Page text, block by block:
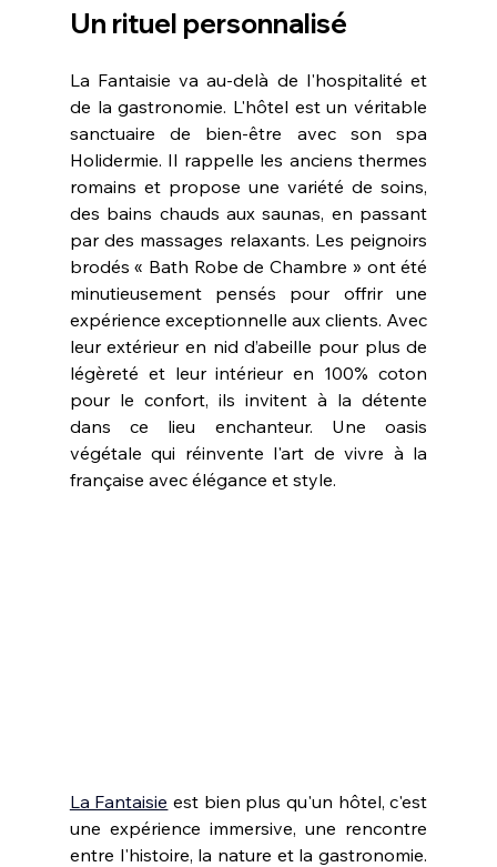
Un rituel personnalisé
La Fantaisie va au-delà de l'hospitalité et
de la gastronomie. L'hôtel est un véritable
sanctuaire de bien-être avec son spa
Holidermie. Il rappelle les anciens thermes
romains et propose une variété de soins,
des bains chauds aux saunas, en passant
par des massages relaxants. Les peignoirs
brodés « Bath Robe de Chambre » ont été
minutieusement pensés pour offrir une
expérience exceptionnelle aux clients. Avec
leur extérieur en nid d’abeille pour plus de
légèreté et leur intérieur en 100% coton
pour le confort, ils invitent à la détente
dans ce lieu enchanteur. Une oasis
végétale qui réinvente l'art de vivre à la
française avec élégance et style.
La Fantaisie est bien plus qu'un hôtel, c'est
une expérience immersive, une rencontre
entre l'histoire, la nature et la gastronomie.